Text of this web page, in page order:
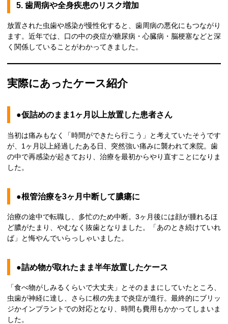
5. 歯周病や全身疾患のリスク増加
放置された虫歯や感染が慢性化すると、歯周病の悪化にもつながり
ます。近年では、口の中の炎症が糖尿病・心臓病・脳梗塞などと深
く関係していることがわかってきました。
実際にあったケース紹介
●仮詰めのまま1ヶ月以上放置した患者さん
当初は痛みもなく「時間ができたら行こう」と考えていたそうです
が、1ヶ月以上経過したある日、突然強い痛みに襲われて来院。歯
の中で再感染が起きており、治療を最初からやり直すことになりま
した。
●根管治療を3ヶ月中断して膿瘍に
治療の途中で転職し、多忙のため中断。3ヶ月後には顔が腫れるほ
ど膿がたまり、やむなく抜歯となりました。「あのとき続けていれ
ば」と悔やんでいらっしゃいました。
●詰め物が取れたまま半年放置したケース
「食べ物がしみるくらいで大丈夫」とそのままにしていたところ、
虫歯が神経に達し、さらに根の先まで炎症が進行。最終的にブリッ
ジかインプラントでの対応となり、時間も費用もかかってしまいま
した。